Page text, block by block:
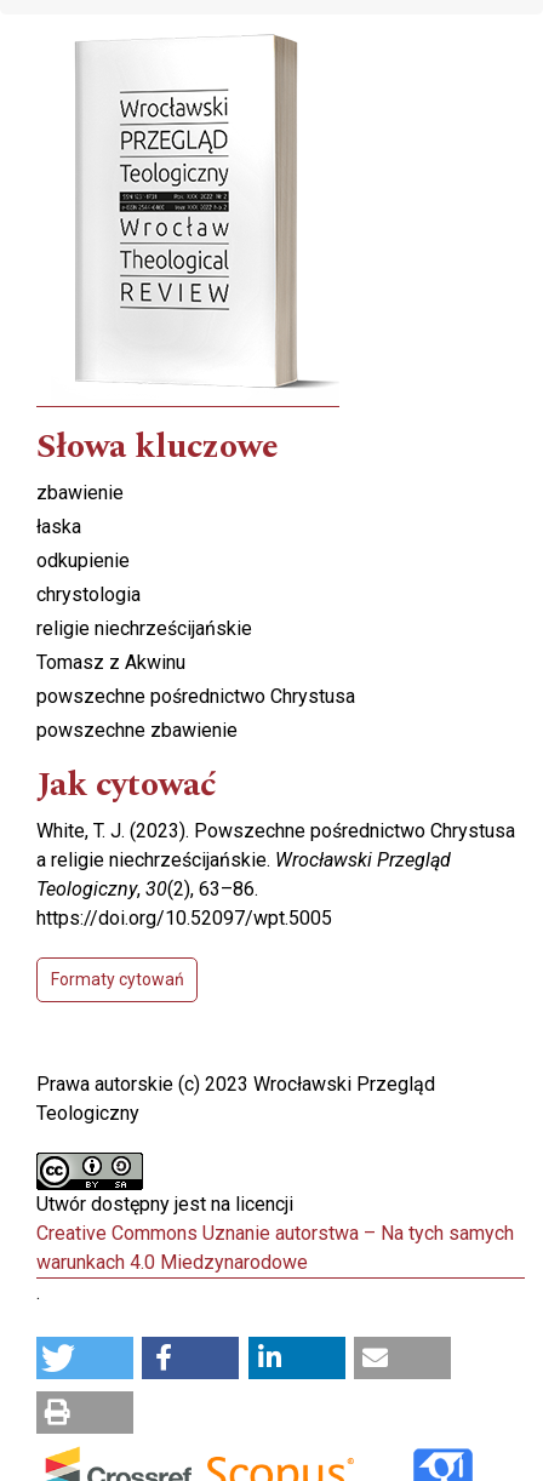
Cover image
Słowa kluczowe
zbawienie
łaska
odkupienie
chrystologia
religie niechrześcijańskie
Tomasz z Akwinu
powszechne pośrednictwo Chrystusa
powszechne zbawienie
Jak cytować
White, T. J. (2023). Powszechne pośrednictwo Chrystusa
a religie niechrześcijańskie. Wrocławski Przegląd
Teologiczny, 30(2), 63–86.
https://doi.org/10.52097/wpt.5005
Formaty cytowań
Prawa autorskie (c) 2023 Wrocławski Przegląd
Teologiczny
Utwór dostępny jest na licencji
Creative Commons Uznanie autorstwa – Na tych samych
warunkach 4.0 Miedzynarodowe
.